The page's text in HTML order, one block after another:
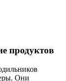
продуктов
Они